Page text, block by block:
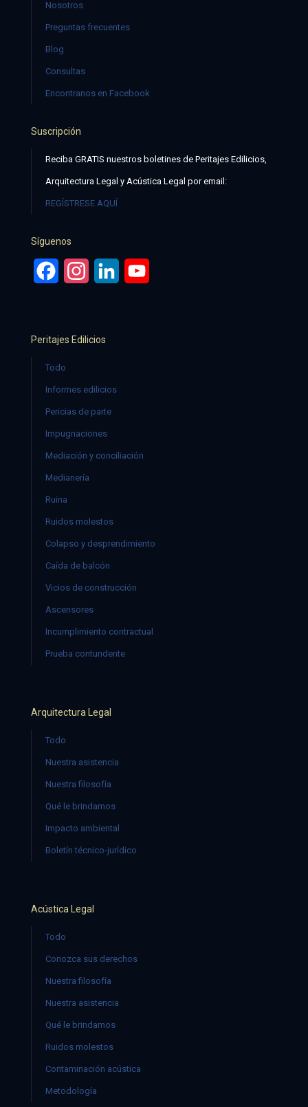
Nosotros
Preguntas frecuentes
Blog
Consultas
Encontranos en Facebook
Suscripción
Reciba GRATIS nuestros boletines de Peritajes Edilicios,
Arquitectura Legal y Acústica Legal por email:
REGÍSTRESE AQUÍ
Síguenos
FacebookInstagramLinkedIn
Peritajes Edilicios
Todo
Informes edilicios
Pericias de parte
Impugnaciones
Mediación y conciliación
Medianería
Ruina
Ruidos molestos
Colapso y desprendimiento
Caída de balcón
Vicios de construcción
Ascensores
Incumplimiento contractual
Prueba contundente
Arquitectura Legal
Todo
Nuestra asistencia
Nuestra filosofía
Qué le brindamos
Impacto ambiental
Boletín técnico-jurídico
Acústica Legal
Todo
Conozca sus derechos
Nuestra filosofía
Nuestra asistencia
Qué le brindamos
Ruidos molestos
Contaminación acústica
Metodología